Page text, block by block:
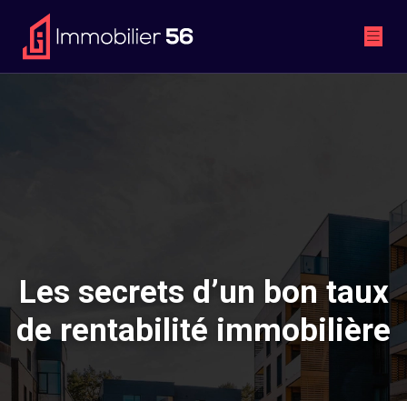
Les secrets d’un bon taux
de rentabilité immobilière